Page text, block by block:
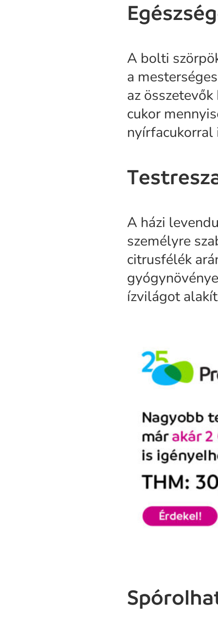
A bolti
a
az
cukor
nyírfacukorral
A házi
személyre
citrusfélék
ízvilágot